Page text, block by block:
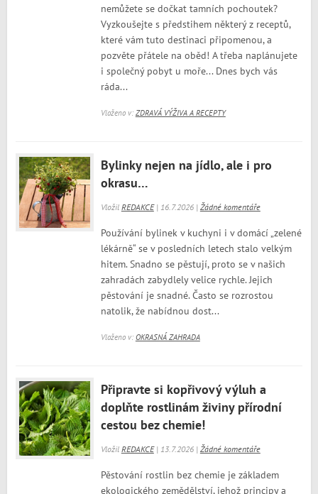
nemůžete se dočkat tamních pochoutek?
Vyzkoušejte s předstihem některý z receptů,
které vám tuto destinaci připomenou, a
pozvěte přátele na oběd! A třeba naplánujete
i společný pobyt u moře... Dnes bych vás
ráda...
Vloženo v: ZDRAVÁ VÝŽIVA A RECEPTY
Bylinky nejen na jídlo, ale i pro
okrasu…
Vložil REDAKCE| 16.7.2026 | Žádné komentáře
Používání bylinek v kuchyni i v domácí „zelené
lékárně“ se v posledních letech stalo velkým
hitem. Snadno se pěstují, proto se v našich
zahradách zabydlely velice rychle. Jejich
pěstování je snadné. Často se rozrostou
natolik, že nabídnou dost...
Vloženo v: OKRASNÁ ZAHRADA
Připravte si kopřivový výluh a
doplňte rostlinám živiny přírodní
cestou bez chemie!
Vložil REDAKCE| 13.7.2026 | Žádné komentáře
Pěstování rostlin bez chemie je základem
ekologického zemědělství, jehož principy a